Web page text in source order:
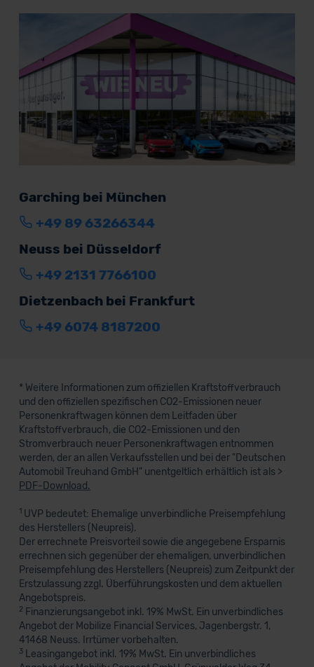
Garching bei München
+49 89 63266344
Neuss bei Düsseldorf
+49 2131 7766100
Dietzenbach bei Frankfurt
+49 6074 8187200
* Weitere Informationen zum offiziellen Kraftstoffverbrauch
und den offiziellen spezifischen CO2-Emissionen neuer
Personenkraftwagen können dem Leitfaden über
Kraftstoffverbrauch, die CO2-Emissionen und den
Stromverbrauch neuer Personenkraftwagen entnommen
werden, der an allen Verkaufsstellen und bei der "Deutschen
Automobil Treuhand GmbH" unentgeltlich erhältlich ist als >
PDF-Download.
1UVP bedeutet: Ehemalige unverbindliche Preisempfehlung
des Herstellers (Neupreis).
Der errechnete Preisvorteil sowie die angegebene Ersparnis
errechnen sich gegenüber der ehemaligen, unverbindlichen
Preisempfehlung des Herstellers (Neupreis) zum Zeitpunkt der
Erstzulassung zzgl. Überführungskosten und dem aktuellen
Angebotspreis.
2 Finanzierungsangebot inkl. 19% MwSt. Ein unverbindliches
Angebot der Mobilize Financial Services, Jagenbergstr. 1,
41468 Neuss. Irrtümer vorbehalten.
3Leasingangebot inkl. 19% MwSt. Ein unverbindliches